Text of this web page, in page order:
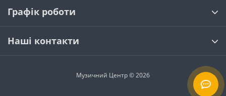
Графік роботи
Наші контакти
Музичний Центр © 2026